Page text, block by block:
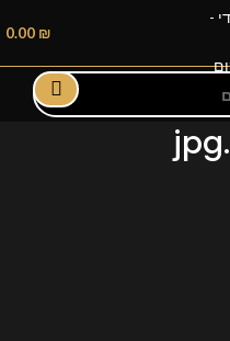
0.00 ₪